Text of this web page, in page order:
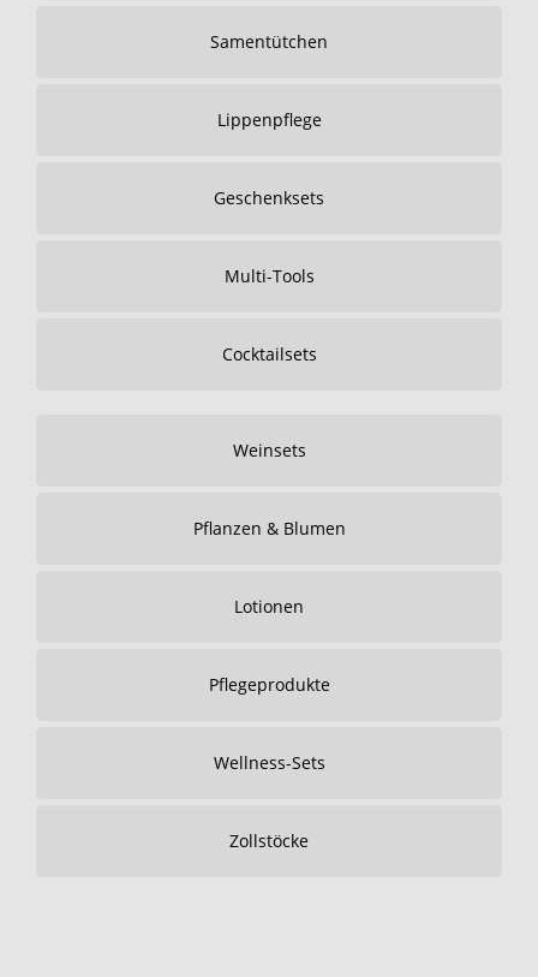
Samentütchen
Lippenpflege
Geschenksets
Multi-Tools
Cocktailsets
Weinsets
Pflanzen & Blumen
Lotionen
Pflegeprodukte
Wellness-Sets
Zollstöcke